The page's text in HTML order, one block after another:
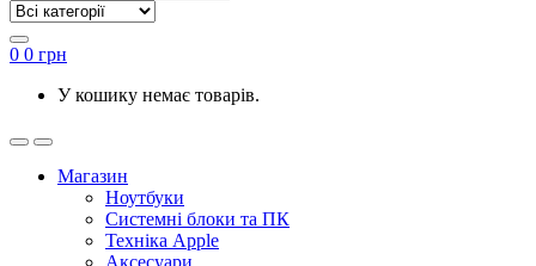
0 0 грн
У кошику немає товарів.
Магазин
Ноутбуки
Системні блоки та ПК
Техніка Apple
Аксесуари